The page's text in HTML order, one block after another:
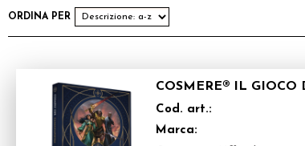
ORDINA PER
COSMERE® IL GIOCO
Cod. art.:
Marca: